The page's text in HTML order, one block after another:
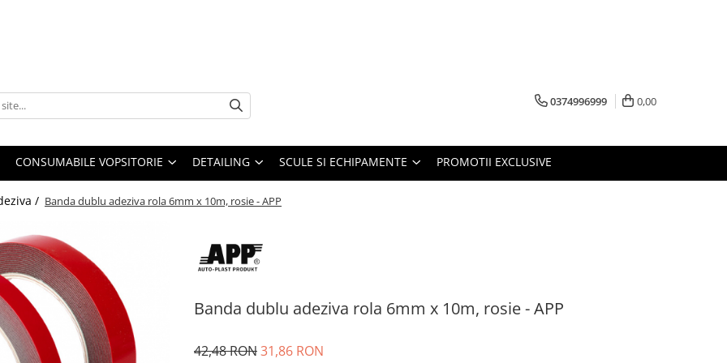
0374996999 0,00
CONSUMABILE VOPSITORIE DETAILING SCULE SI ECHIPAMENTE PROMOTII EXCLUSIVE
/ Banda dublu adeziva rola 6mm x 10m, rosie - APP
Banda dublu adeziva rola 6mm x 10m, rosie - APP
42,48 RON31,86 RON